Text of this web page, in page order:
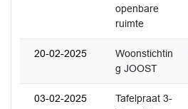
openbare
ruimte
20-02-2025
Woonstichtin
g JOOST
03-02-2025
Tafelpraat 3-